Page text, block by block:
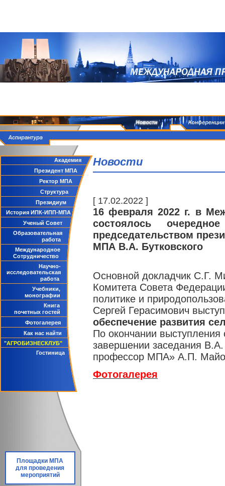
Академия
Президент МПА
Ректор МПА
Структура
Президиум
История ИПК-ИПП-МПА
Ученый Совет
Образовательная
работа
Международное
Сотрудничество
Научно-
исследовательская
работа
Учебники,
монографии
Книга
почетных гостей
Фотогалерея
Как нас найти
"АГРОБИЗНЕСКЛУБ"
Гостиница
Площадки МПА
для проведения
мероприятий
Новости
[ 17.02.2022 ]
16 февраля 2022 г. в
состоялось
председательством
МПА В.А. Бутковского
Основной докладчик С.Г.
Комитета Совета
политике и
Сергей Герасимович
обеспечение развития
По окончании выступления
завершении заседания
профессор МПА» А.П.
Фотогалерея